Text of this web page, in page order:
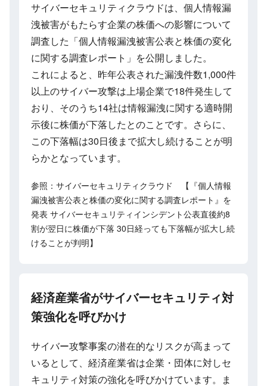
サイバーセキュリティクラウドは、個人情報漏
洩被害がもたらす企業の株価への影響について
調査した「個人情報漏洩被害公表と株価の変化
に関する調査レポート」を公開しました。
これによると、昨年公表された漏洩件数1,000件
以上のサイバー攻撃は上場企業で18件発生して
おり、そのうち14社は情報漏洩に関する適時開
示後に株価が下落したとのことです。さらに、
この下落幅は30日後まで拡大し続けることが明
らかとなっています。
参照：サイバーセキュリティクラウド 【『個人情報
漏洩被害公表と株価の変化に関する調査レポート』を
発表 サイバーセキュリティインシデント公表直後約8
割が翌日に株価が下落 30日経っても下落幅が拡大し続
けることが判明】
経済産業省がサイバーセキュリティ対
策強化を呼びかけ
サイバー攻撃事案の潜在的なリスクが高まって
いるとして、経済産業省は企業・団体に対しセ
キュリティ対策の強化を呼びかけています。ま